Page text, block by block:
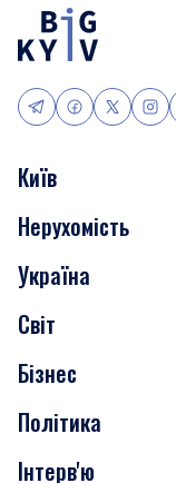
Київ
Події
Скандали
Нерухомість
Транспорт
Нерухомість
Україна
Світ
Бізнес
Політика
Інтерв'ю